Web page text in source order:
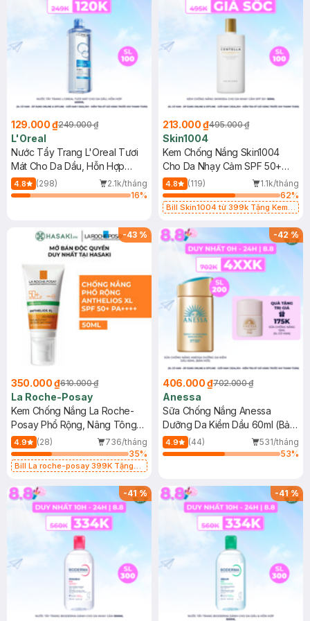
129.000 ₫249.000 ₫
L'Oreal
Nước Tẩy Trang L'Oreal Tươi
Mát Cho Da Dầu, Hỗn Hợp
400ml
4.8 (298)
2.1k/tháng
16%
213.000 ₫495.000 ₫
Skin1004
Kem Chống Nắng Skin1004
Cho Da Nhạy Cảm SPF 50+
50ml
4.8 (119)
1.1k/tháng
62%
Bill Skin1004 từ 399k Tặng Kem
SPF 50+ 20ml (SL Có Hạn)
-43 %
350.000 ₫610.000 ₫
La Roche-Posay
Kem Chống Nắng La Roche-
Posay Phổ Rộng, Nâng Tông
Kiềm Dầu 50ml
4.9 (28)
736/tháng
35%
Bill La roche-posay 399K Tặng
(SL có hạn)
-42%
406.000 ₫702.000 ₫
Anessa
Sữa Chống Nắng Anessa
Dưỡng Da Kiềm Dầu 60ml (Bản
Mới)
4.9 (44)
531/tháng
53%
-41% -41%